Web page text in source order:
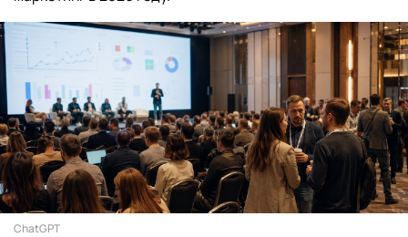
ChatGPT